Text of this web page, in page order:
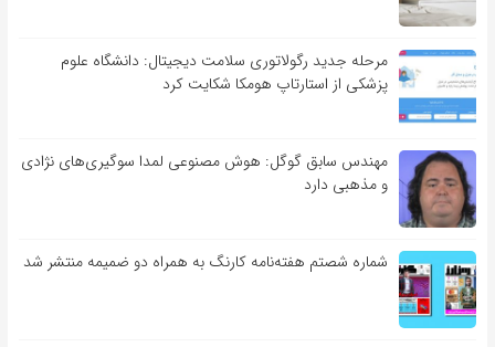
مرحله جدید رگولاتوری سلامت دیجیتال: دانشگاه علوم
پزشکی از استارتاپ هومکا شکایت کرد
مهندس سابق گوگل: هوش مصنوعی لمدا سوگیری‌های نژادی
و مذهبی دارد
شماره شصتم هفته‌نامه کارنگ به همراه دو ضمیمه منتشر شد